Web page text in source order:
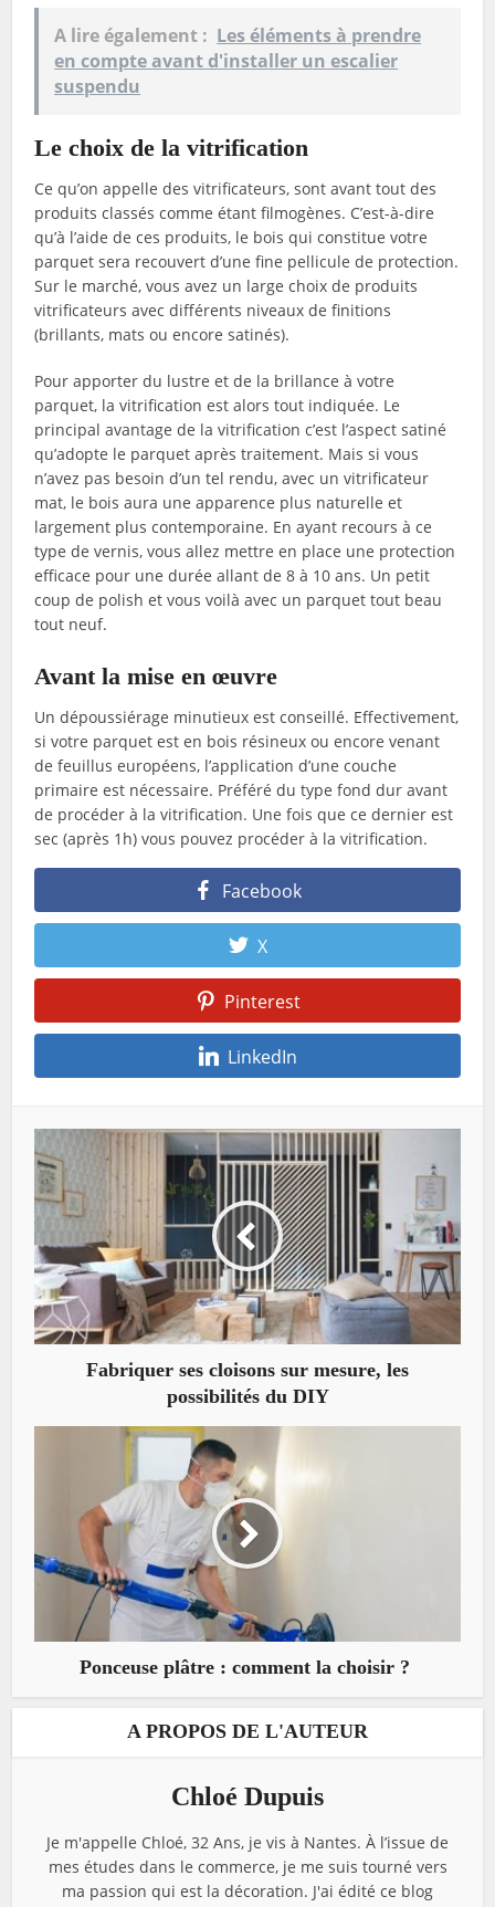
A lire également : Les éléments à prendre
en compte avant d'installer un escalier
suspendu
Le choix de la vitrification
Ce qu’on appelle des vitrificateurs, sont avant tout des
produits classés comme étant filmogènes. C’est-à-dire
qu’à l’aide de ces produits, le bois qui constitue votre
parquet sera recouvert d’une fine pellicule de protection.
Sur le marché, vous avez un large choix de produits
vitrificateurs avec différents niveaux de finitions
(brillants, mats ou encore satinés).
Pour apporter du lustre et de la brillance à votre
parquet, la vitrification est alors tout indiquée. Le
principal avantage de la vitrification c’est l’aspect satiné
qu’adopte le parquet après traitement. Mais si vous
n’avez pas besoin d’un tel rendu, avec un vitrificateur
mat, le bois aura une apparence plus naturelle et
largement plus contemporaine. En ayant recours à ce
type de vernis, vous allez mettre en place une protection
efficace pour une durée allant de 8 à 10 ans. Un petit
coup de polish et vous voilà avec un parquet tout beau
tout neuf.
Avant la mise en œuvre
Un dépoussiérage minutieux est conseillé. Effectivement,
si votre parquet est en bois résineux ou encore venant
de feuillus européens, l’application d’une couche
primaire est nécessaire. Préféré du type fond dur avant
de procéder à la vitrification. Une fois que ce dernier est
sec (après 1h) vous pouvez procéder à la vitrification.
Facebook
X
Pinterest
LinkedIn
Fabriquer ses cloisons sur mesure, les
possibilités du DIY
Ponceuse plâtre : comment la choisir ?
A PROPOS DE L'AUTEUR
Chloé Dupuis
Je m'appelle Chloé, 32 Ans, je vis à Nantes. À l’issue de
mes études dans le commerce, je me suis tourné vers
ma passion qui est la décoration. J'ai édité ce blog